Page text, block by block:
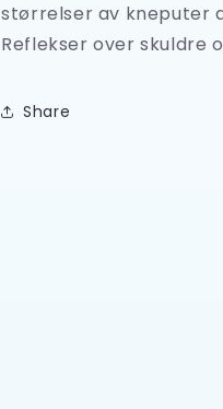
størrelser av kneputer
Reflekser over skuldre
Share